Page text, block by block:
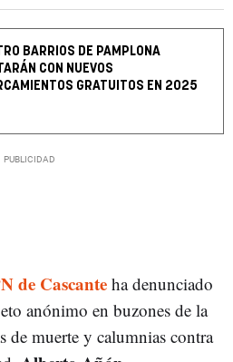
BARRIOS DE PAMPLONA
CON NUEVOS
GRATUITOS EN 2025
de Cascante ha denunciado
anónimo en buzones de la
de muerte y calumnias contra